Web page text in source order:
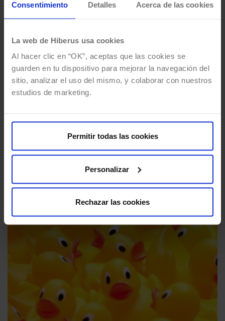
Consentimiento Detalles Acerca de las cookies
La web de Hiberus usa cookies
Al hacer clic en “OK”, aceptas que las cookies se
guarden en tu dispositivo para mejorar la navegación del
sitio, analizar el uso del mismo, y colaborar con nuestros
estudios de marketing.
Permitir todas las cookies
Personalizar
Rechazar las cookies
Tracking de errores con Google
Tag Manager
Un aspecto que suele pasar bastante
desapercibido en la toma de requisitos de un